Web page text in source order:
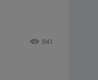
941